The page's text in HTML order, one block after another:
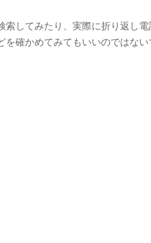
索してみたり、実際に折り返し
確かめてみてもいいのではない